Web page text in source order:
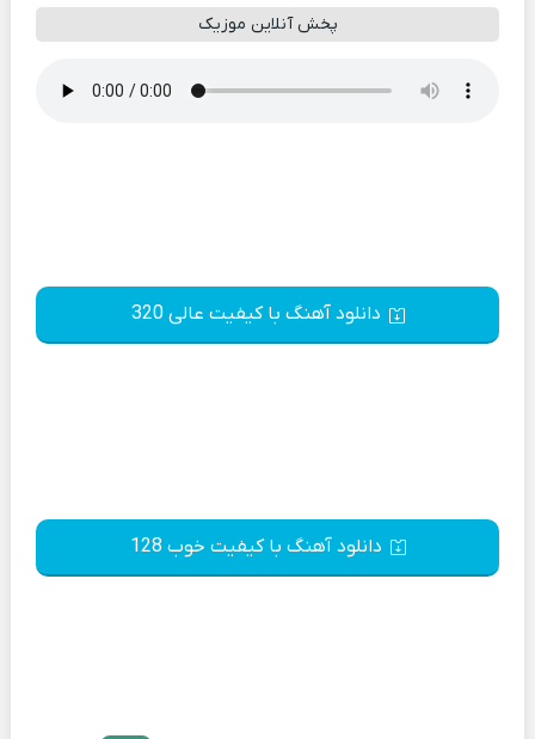
پخش آنلاین موزیک
دانلود آهنگ با کیفیت عالی 320
دانلود آهنگ با کیفیت خوب 128